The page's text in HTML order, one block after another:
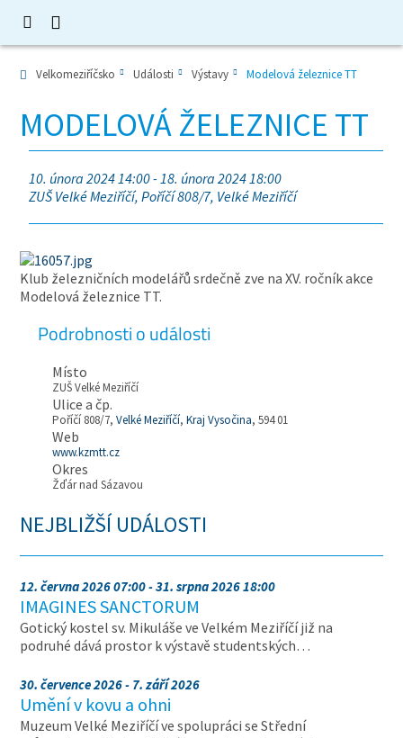
Velkomeziříčsko Události Výstavy Modelová železnice TT
MODELOVÁ ŽELEZNICE TT
10. února 2024 14:00 - 18. února 2024 18:00
ZUŠ Velké Meziříčí, Poříčí 808/7, Velké Meziříčí
Klub železničních modelářů srdečně zve na XV. ročník akce
Modelová železnice TT.
Podrobnosti o události
Místo
ZUŠ Velké Meziříčí
Ulice a čp.
Poříčí 808/7,Velké Meziříčí,Kraj Vysočina, 594 01
Web
www.kzmtt.cz
Okres
Žďár nad Sázavou
NEJBLIŽŠÍ UDÁLOSTI
12. června 2026 07:00 - 31. srpna 2026 18:00
IMAGINES SANCTORUM
Gotický kostel sv. Mikuláše ve Velkém Meziříčí již na
podruhé dává prostor k výstavě studentských…
30. července 2026 - 7. září 2026
Umění v kovu a ohni
Muzeum Velké Meziříčí ve spolupráci se Střední